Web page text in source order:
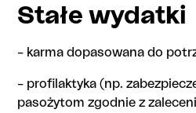
Stałe wydatki
– karma dopasowana do
– profilaktyka (np.
pasożytom zgodnie z